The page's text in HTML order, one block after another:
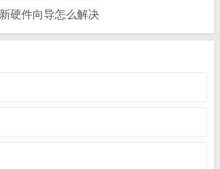
硬件向导怎么解决